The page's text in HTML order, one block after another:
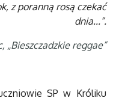
z poranną rosą czekać
dnia...”.
„Bieszczadzkie reggae”
SP w Króliku